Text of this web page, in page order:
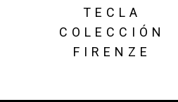
TECLA
COLECCIÓN
FIRENZE